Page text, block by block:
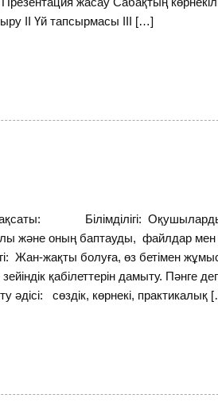
ІІ Үй тапсырмасы ІІІ […]
Білімділігі:
және оның баптауды, файлдар мен
Жан-жақты болуға, өз бетімен
қабілеттерін дамыту. Пәнге
сөздік, көрнекі, практикалық